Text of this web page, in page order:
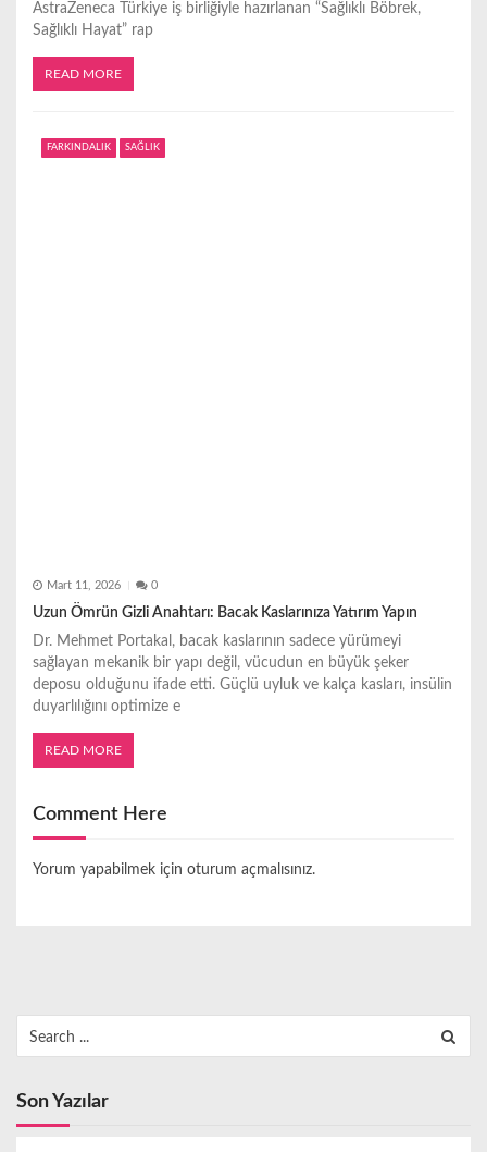
AstraZeneca Türkiye iş birliğiyle hazırlanan “Sağlıklı Böbrek,
Sağlıklı Hayat” rap
READ MORE
FARKINDALIK SAĞLIK
Mart 11, 2026 0
Uzun Ömrün Gizli Anahtarı: Bacak Kaslarınıza Yatırım Yapın
Dr. Mehmet Portakal, bacak kaslarının sadece yürümeyi
sağlayan mekanik bir yapı değil, vücudun en büyük şeker
deposu olduğunu ifade etti. Güçlü uyluk ve kalça kasları, insülin
duyarlılığını optimize e
READ MORE
Comment Here
Yorum yapabilmek için oturum açmalısınız.
for:
Son Yazılar